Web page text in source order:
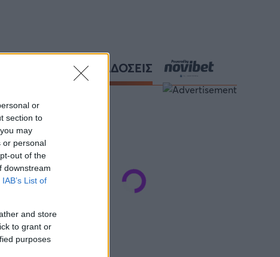
or
section to
may
or personal
out of the
downstream
IAB’s List of
and store
to grant or
purposes
ΑΘΛΗΤΙΚΕΣ ΜΕΤΑΔΟΣΕΙΣ